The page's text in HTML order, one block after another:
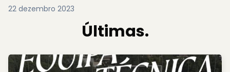
22 dezembro 2023
Últimas.